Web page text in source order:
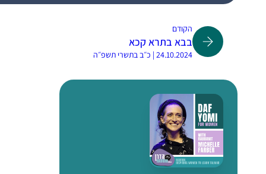
הקודם
בבא בתרא קכא
24.10.2024 | כ״ב בתשרי תשפ״ה